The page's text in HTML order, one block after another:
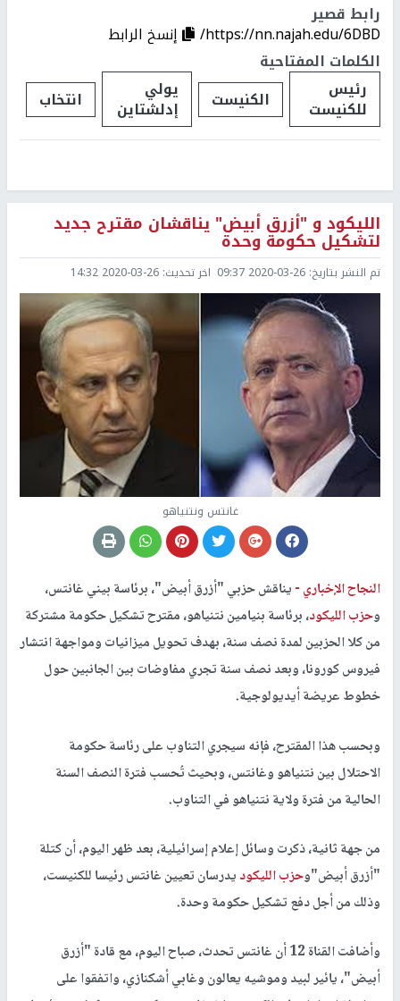
رابط قصير
https://nn.najah.edu/6DBD/
إنسخ الرابط
الكلمات المفتاحية
رئيس
للكنيست الكنيست يولي
إدلشتاين انتخاب
الليكود و "أزرق أبيض" يناقشان مقترح جديد
لتشكيل حكومة وحدة
تم النشر بتاريخ: 2020-03-26 09:37 اخر تحديث: 2020-03-26 14:32
غانتس ونتنياهو
النجاح الإخباري -يناقش حزبي "أزرق أبيض"، برئاسة بيني غانتس،
وحزب الليكود، برئاسة بنيامين نتنياهو، مقترح تشكيل حكومة مشتركة
من كلا الحزبين لمدة نصف سنة، بهدف تحويل ميزانيات ومواجهة انتشار
فيروس كورونا، وبعد نصف سنة تجري مفاوضات بين الجانبين حول
خطوط عريضة أيديولوجية.
وبحسب هذا المقترح، فإنه سيجري التناوب على رئاسة حكومة
الاحتلال بين نتنياهو وغانتس، وبحيث تُحسب فترة النصف السنة
الحالية من فترة ولاية نتنياهو في التناوب.
من جهة ثانية، ذكرت وسائل إعلام إسرائيلية، بعد ظهر اليوم، أن كتلة
"أزرق أبيض"وحزب الليكوديدرسان تعيين غانتس رئيسا للكنيست،
وذلك من أجل دفع تشكيل حكومة وحدة.
وأضافت القناة 12 أن غانتس تحدث، صباح اليوم، مع قادة "أزرق
أبيض"، يائير لبيد وموشيه يعالون وغابي أشكنازي، واتفقوا على